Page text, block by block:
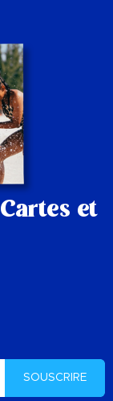
Cartes et
SOUSCRIRE